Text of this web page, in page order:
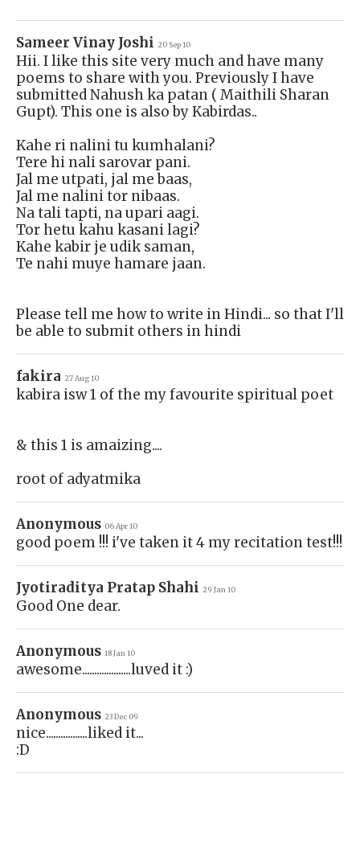
Sameer Vinay Joshi 20 Sep 10
Hii. I like this site very much and have many
poems to share with you. Previously I have
submitted Nahush ka patan ( Maithili Sharan
Gupt). This one is also by Kabirdas..
Kahe ri nalini tu kumhalani?
Tere hi nali sarovar pani.
Jal me utpati, jal me baas,
Jal me nalini tor nibaas.
Na tali tapti, na upari aagi.
Tor hetu kahu kasani lagi?
Kahe kabir je udik saman,
Te nahi muye hamare jaan.
Please tell me how to write in Hindi... so that I'll
be able to submit others in hindi
fakira 27 Aug 10
kabira isw 1 of the my favourite spiritual poet
& this 1 is amaizing....
root of adyatmika
Anonymous 06 Apr 10
good poem !!! i've taken it 4 my recitation test!!!
Jyotiraditya Pratap Shahi 29 Jan 10
Good One dear.
Anonymous 18 Jan 10
awesome....................luved it :)
Anonymous 23 Dec 09
nice.................liked it...
:D